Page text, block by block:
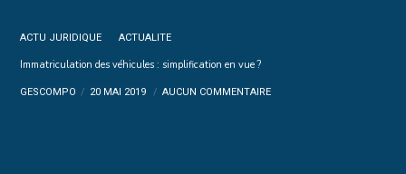
ACTU JURIDIQUE ACTUALITE
Immatriculation des véhicules : simplification en vue ?
GESCOMPO 20 MAI 2019 AUCUN COMMENTAIRE